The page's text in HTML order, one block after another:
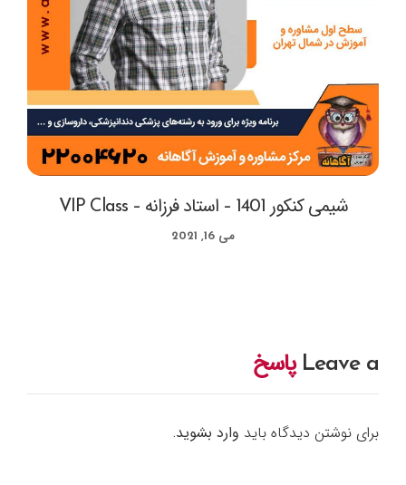
شیمی کنکور 1401 – استاد فرزانه – VIP Class
می 16, 2021
Leave a پاسخ
برای نوشتن دیدگاه باید وارد بشوید.